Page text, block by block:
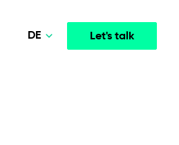
Let's talk
DE